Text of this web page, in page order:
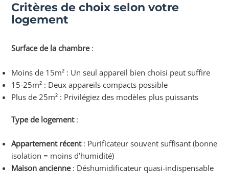
Critères de choix selon votre
logement
Surface de la chambre:
Moins de 15m² : Un seul appareil bien choisi peut suffire
15-25m² : Deux appareils compacts possible
Plus de 25m² : Privilégiez des modèles plus puissants
Type de logement:
Appartement récent: Purificateur souvent suffisant (bonne
isolation = moins d’humidité)
Maison ancienne: Déshumidificateur quasi-indispensable